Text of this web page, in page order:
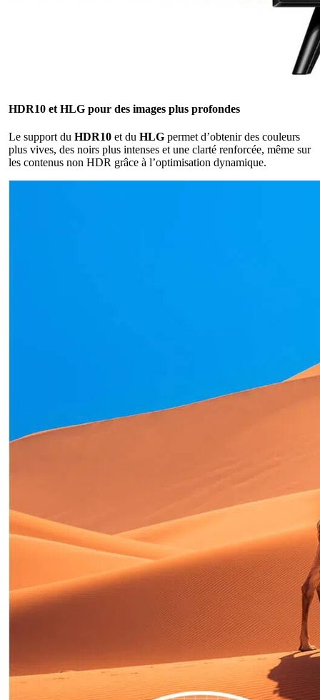
HDR10 et HLG pour des images plus profondes
Le support du HDR10 et du HLG permet d’obtenir des couleurs
plus vives, des noirs plus intenses et une clarté renforcée, même sur
les contenus non HDR grâce à l’optimisation dynamique.